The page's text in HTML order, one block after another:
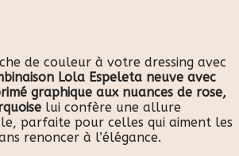
de couleur à votre dressing avec
Lola Espeleta neuve avec
graphique aux nuances de rose,
lui confère une allure
parfaite pour celles qui aiment les
renoncer à l’élégance.